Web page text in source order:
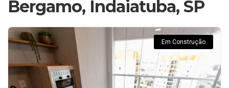
Bergamo, Indaiatuba, SP
Em Construção